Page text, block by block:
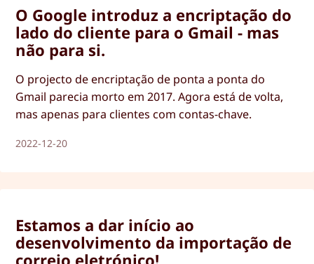
O Google introduz a encriptação do
lado do cliente para o Gmail - mas
não para si.
O projecto de encriptação de ponta a ponta do
Gmail parecia morto em 2017. Agora está de volta,
mas apenas para clientes com contas-chave.
2022-12-20
Estamos a dar início ao
desenvolvimento da importação de
correio eletrónico!